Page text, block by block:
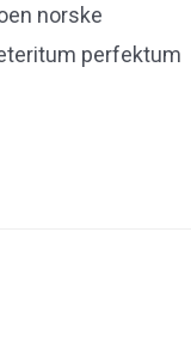
norske
perfektum